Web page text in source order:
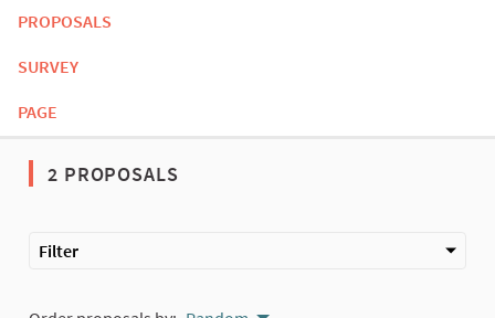
PROPOSALS
SURVEY
PAGE
2 PROPOSALS
Filter